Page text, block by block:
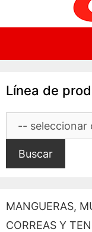
Línea de
Buscar
MANGUERAS,
CORREAS Y